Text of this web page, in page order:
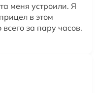
меня устроили. Я
в этом
за пару часов.